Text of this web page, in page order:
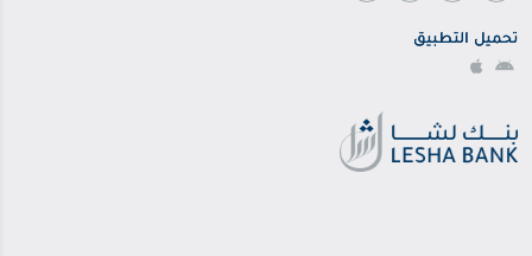
تحميل التطبيق